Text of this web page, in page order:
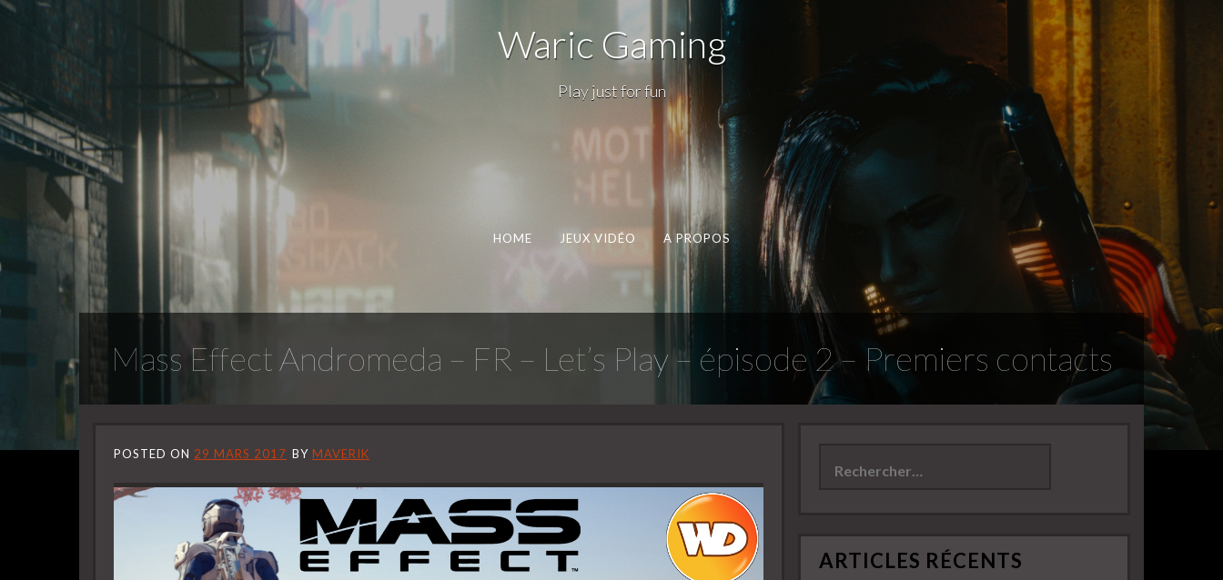
Waric Gaming
Play just for fun
HOME JEUX VIDÉO A PROPOS
Mass Effect Andromeda – FR – Let’s Play – épisode 2 – Premiers contacts
POSTED ON 29 MARS 2017 BY MAVERIK
ARTICLES RÉCENTS